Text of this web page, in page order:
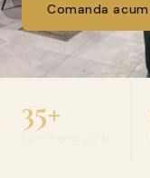
Comanda acum
35+